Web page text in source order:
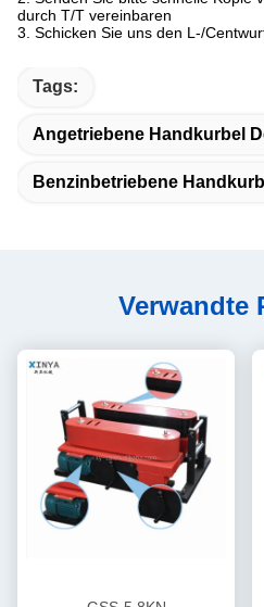
durch T/T vereinbaren
3. Schicken Sie uns den L-/
Tags:
Angetriebene Handkurbel
Benzinbetriebene
Verwandte